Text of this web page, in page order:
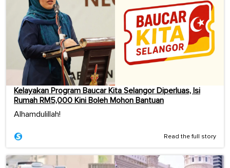
Kelayakan Program Baucar Kita Selangor Diperluas, Isi
Rumah RM5,000 Kini Boleh Mohon Bantuan
Alhamdulillah!
Read the full story